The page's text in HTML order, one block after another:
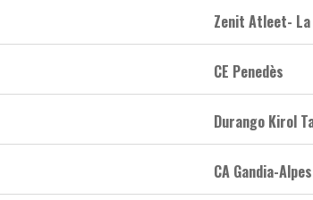
Zenit Atleet-
CE Penedès
Durango Kirol
CA Gandia-